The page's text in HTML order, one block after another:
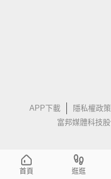
APP下載 隱私權政策
富邦媒體科技
首頁 逛逛